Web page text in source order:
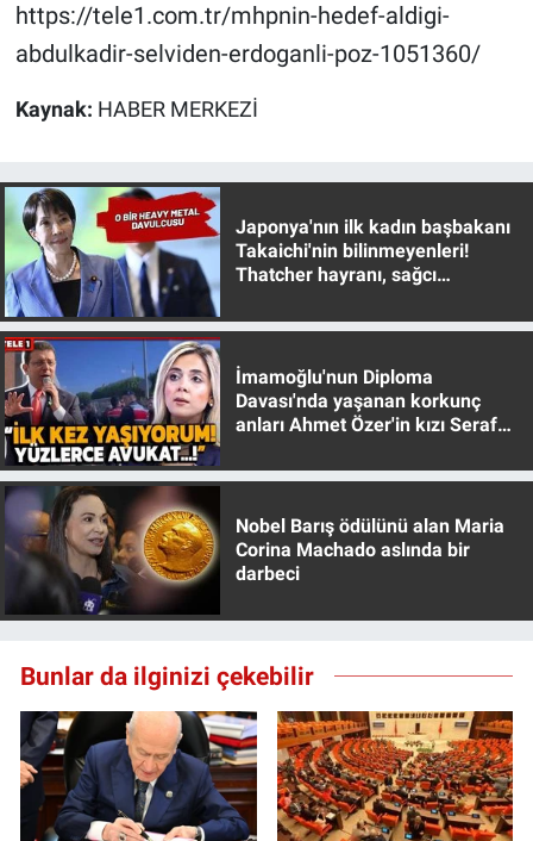
https://tele1.com.tr/mhpnin-hedef-aldigi-
abdulkadir-selviden-erdoganli-poz-1051360/
Kaynak: HABER MERKEZİ
Japonya'nın ilk kadın başbakanı
Takaichi'nin bilinmeyenleri!
Thatcher hayranı, sağcı
İmamoğlu'nun Diploma
Davası'nda yaşanan korkunç
anları Ahmet Özer'in kızı Seraf
Nobel Barış ödülünü alan Maria
Corina Machado aslında bir
darbeci
Bunlar da ilginizi çekebilir
Spor
Türkiye'nin Gündemi
Yerel Gündem
Yerel Yaşam
Canlı Yayın